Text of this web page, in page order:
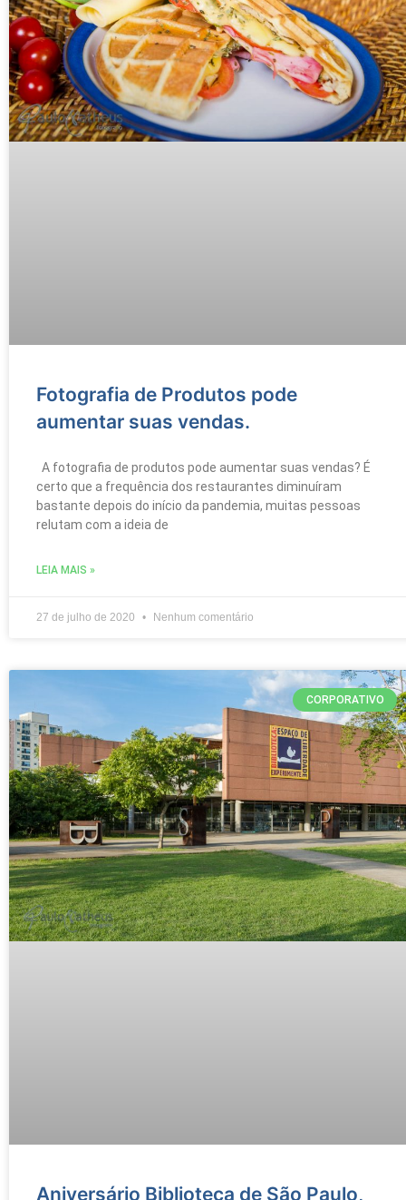
Fotografia de Produtos pode
aumentar suas vendas.
A fotografia de produtos pode aumentar suas vendas? É
certo que a frequência dos restaurantes diminuíram
bastante depois do início da pandemia, muitas pessoas
relutam com a ideia de
LEIA MAIS »
27 de julho de 2020 Nenhum comentário
CORPORATIVO
Aniversário Biblioteca de São Paulo,